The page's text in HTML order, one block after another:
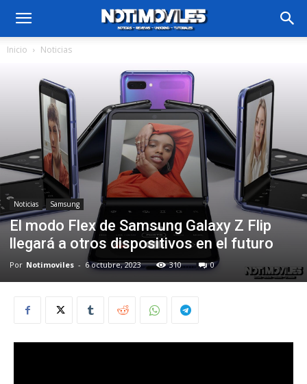
Inicio Noticias
Noticias Samsung
El modo Flex de Samsung Galaxy Z Flip
llegará a otros dispositivos en el futuro
Por Notimoviles - 6 octubre, 2023 310 0